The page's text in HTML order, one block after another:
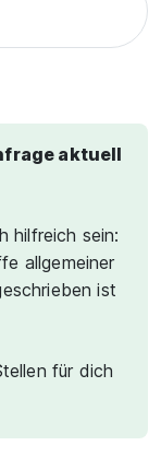
aktuell
hilfreich sein:
allgemeiner
ist
für dich